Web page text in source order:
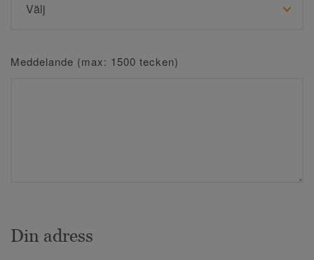
Meddelande (max: 1500 tecken)
Din adress